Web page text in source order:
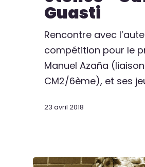
Guasti
Rencontre avec
compétition pour le
Manuel Azaña (liaison
CM2/6ème), et ses
23 avril 2018